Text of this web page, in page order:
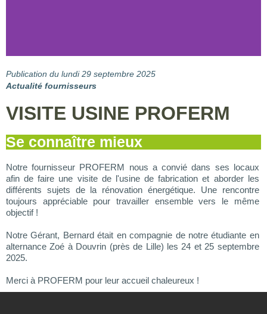
Publication du lundi 29 septembre 2025
Actualité fournisseurs
VISITE USINE PROFERM
Se connaître mieux
Notre fournisseur PROFERM nous a convié dans ses locaux
afin de faire une visite de l'usine de fabrication et aborder les
différents sujets de la rénovation énergétique. Une rencontre
toujours appréciable pour travailler ensemble vers le même
objectif !
Notre Gérant, Bernard était en compagnie de notre étudiante en
alternance Zoé à Douvrin (près de Lille) les 24 et 25 septembre
2025.
Merci à PROFERM pour leur accueil chaleureux !